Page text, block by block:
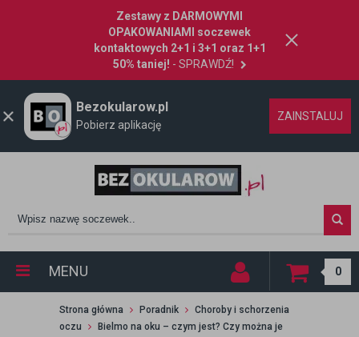
Zestawy z DARMOWYMI
OPAKOWANIAMI soczewek
kontaktowych 2+1 i 3+1 oraz 1+1
50% taniej! - SPRAWDŹ!
Bezokularow.pl
Pobierz aplikację
ZAINSTALUJ
MENU 0
Strona główna Poradnik
Choroby i schorzenia
oczu
Bielmo na oku – czym jest? Czy można je